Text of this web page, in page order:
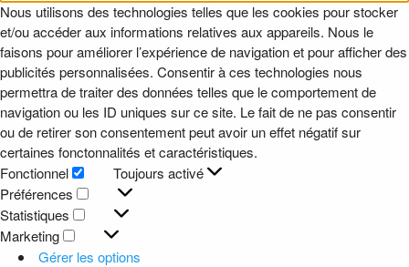
Nous utilisons des technologies telles que les cookies pour stocker
et/ou accéder aux informations relatives aux appareils. Nous le
faisons pour améliorer l’expérience de navigation et pour afficher des
publicités personnalisées. Consentir à ces technologies nous
permettra de traiter des données telles que le comportement de
navigation ou les ID uniques sur ce site. Le fait de ne pas consentir
ou de retirer son consentement peut avoir un effet négatif sur
certaines fonctonnalités et caractéristiques.
Fonctionnel
Fonctionnel
Toujours activé
Préférences
Préférences
Statistiques
Statistiques
Marketing
Marketing
Gérer les options